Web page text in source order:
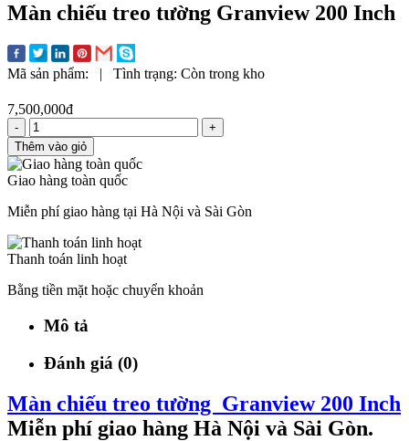
Màn chiếu treo tường Granview 200 Inch
Mã sản phẩm: | Tình trạng: Còn trong kho
7,500,000đ
-
+
Thêm vào giỏ
Giao hàng toàn quốc
Miễn phí giao hàng tại Hà Nội và Sài Gòn
Thanh toán linh hoạt
Bằng tiền mặt hoặc chuyển khoản
Mô tả
Đánh giá (0)
Màn chiếu treo tường Granview 200 Inch
Miễn phí giao hàng Hà Nội và Sài Gòn.